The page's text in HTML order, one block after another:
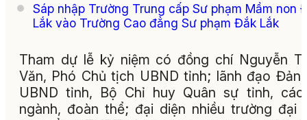
Sáp nhập Trường Trung cấp Sư phạm Mầm non
Lắk vào Trường Cao đẳng Sư phạm Đắk Lắk
Tham dự lễ kỷ niệm có đồng chí Nguyễn
Văn, Phó Chủ tịch UBND tỉnh; lãnh đạo
UBND tỉnh, Bộ Chỉ huy Quân sự tỉnh,
ngành, đoàn thể; đại diện nhiều trường đại